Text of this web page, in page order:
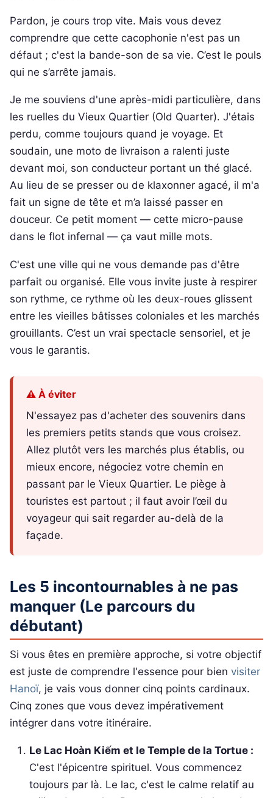
Pardon, je cours trop vite. Mais vous devez
comprendre que cette cacophonie n'est pas un
défaut ; c'est la bande-son de sa vie. C’est le pouls
qui ne s’arrête jamais.
Je me souviens d'une après-midi particulière, dans
les ruelles du Vieux Quartier (Old Quarter). J'étais
perdu, comme toujours quand je voyage. Et
soudain, une moto de livraison a ralenti juste
devant moi, son conducteur portant un thé glacé.
Au lieu de se presser ou de klaxonner agacé, il m'a
fait un signe de tête et m’a laissé passer en
douceur. Ce petit moment — cette micro-pause
dans le flot infernal — ça vaut mille mots.
C'est une ville qui ne vous demande pas d'être
parfait ou organisé. Elle vous invite juste à respirer
son rythme, ce rythme où les deux-roues glissent
entre les vieilles bâtisses coloniales et les marchés
grouillants. C’est un vrai spectacle sensoriel, et je
vous le garantis.
⚠️ À éviter
N'essayez pas d'acheter des souvenirs dans
les premiers petits stands que vous croisez.
Allez plutôt vers les marchés plus établis, ou
mieux encore, négociez votre chemin en
passant par le Vieux Quartier. Le piège à
touristes est partout ; il faut avoir l’œil du
voyageur qui sait regarder au-delà de la
façade.
Les 5 incontournables à ne pas
manquer (Le parcours du
débutant)
Si vous êtes en première approche, si votre objectif
est juste de comprendre l'essence pour bien visiter
Hanoï, je vais vous donner cinq points cardinaux.
Cinq zones que vous devez impérativement
intégrer dans votre itinéraire.
Le Lac Hoàn Kiếm et le Temple de la Tortue :
C'est l'épicentre spirituel. Vous commencez
toujours par là. Le lac, c'est le calme relatif au